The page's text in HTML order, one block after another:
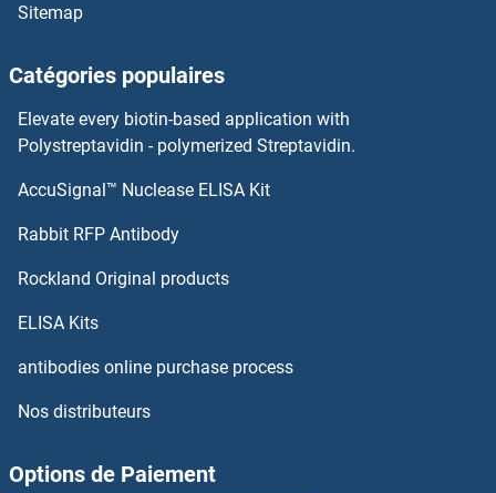
GABRA1 Anticorps
GADD45A Anticorps
GADD45GIP1 Anticorps
GAGE2B Anticorps
GAK Anticorps
GAL Anticorps
Sitemap
Catégories populaires
Elevate every biotin-based application with
Polystreptavidin - polymerized Streptavidin.
AccuSignal™ Nuclease ELISA Kit
Rabbit RFP Antibody
Rockland Original products
ELISA Kits
antibodies online purchase process
Nos distributeurs
Options de Paiement